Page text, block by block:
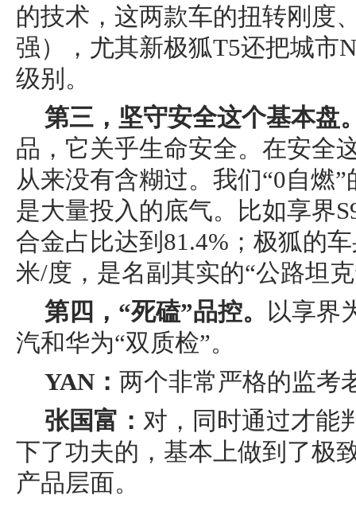
的技术，这两款车的扭转刚度
强），尤其新极狐T5还把城市
级别。
第三，坚守安全这个基本盘
品，它关乎生命安全。在安全
从来没有含糊过。我们“0自燃
是大量投入的底气。比如享界
合金占比达到81.4%；极狐的
米/度，是名副其实的“公路坦
第四，“死磕”品控。
以享界
汽和华为“双质检”。
YAN： 两个非常严格的监考
张国富： 对，同时通过才能
下了功夫的，基本上做到了极
产品层面。